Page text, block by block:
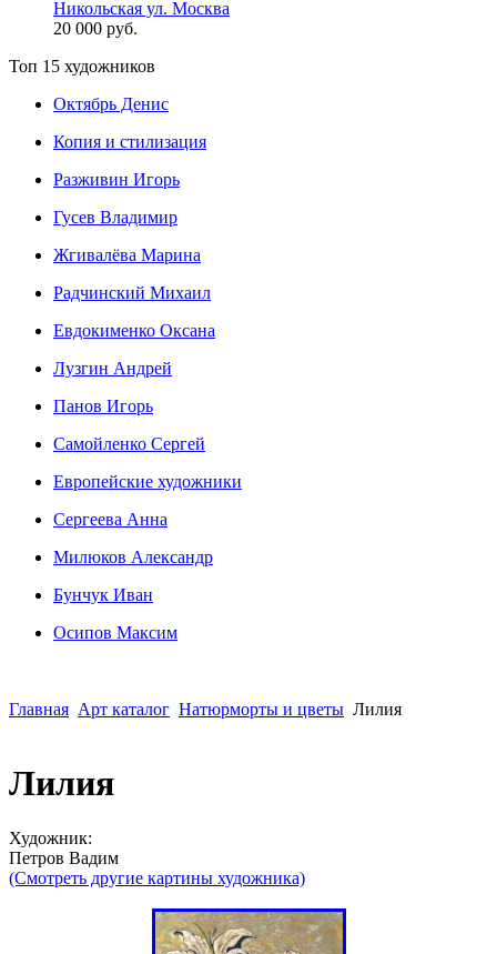
Никольская ул. Москва
20 000 руб.
Топ 15 художников
Октябрь Денис
Копия и стилизация
Разживин Игорь
Гусев Владимир
Жгивалёва Марина
Радчинский Михаил
Евдокименко Оксана
Лузгин Андрей
Панов Игорь
Сaмoйленко Сергей
Европейские художники
Сергеева Анна
Милюков Александр
Бунчук Иван
Осипoв Максим
Главная Арт каталог Натюрморты и цветы Лилия
Лилия
Художник:
Петров Вадим
(Смотреть другие картины художника)